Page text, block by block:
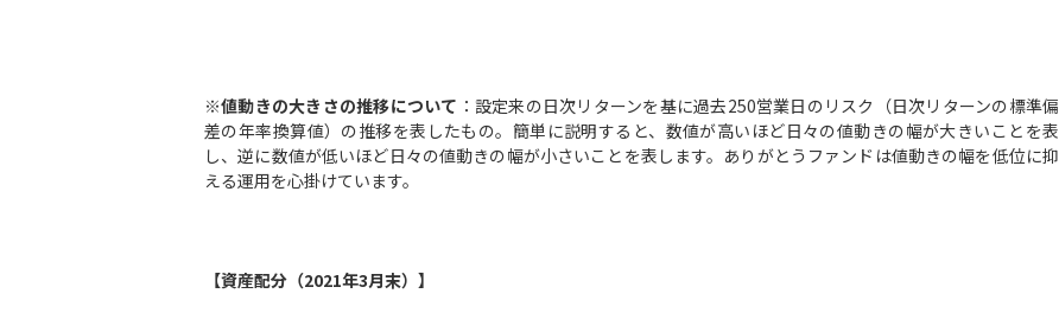
※値動きの大きさの推移について ：設定来の日次リターンを基に過去250営業日のリスク（日次リターンの標準偏
差の年率換算値）の推移を表したもの。簡単に説明すると、数値が高いほど日々の値動きの幅が大きいことを表
し、逆に数値が低いほど日々の値動きの幅が小さいことを表します。ありがとうファンドは値動きの幅を低位に抑
える運用を心掛けています。
【資産配分（2021年3月末）】